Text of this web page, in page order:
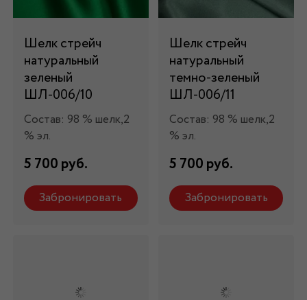
Шелк стрейч
натуральный
зеленый
ШЛ-006/10
Состав: 98 % шелк,2
% эл.
5 700 руб.
Забронировать
Шелк стрейч
натуральный
темно-зеленый
ШЛ-006/11
Состав: 98 % шелк,2
% эл.
5 700 руб.
Забронировать